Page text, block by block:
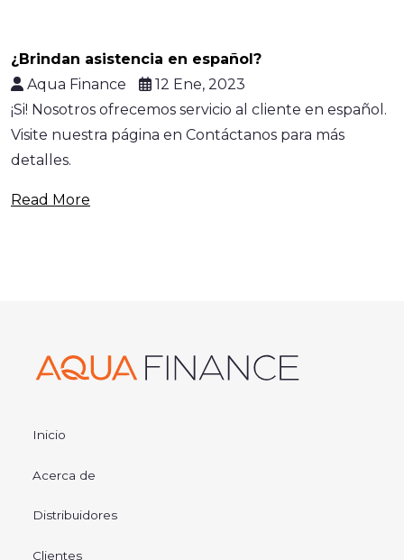
¿Brindan asistencia en español?
Aqua Finance
12 Ene, 2023
¡Si! Nosotros ofrecemos servicio al cliente en español.
Visite nuestra página en Contáctanos para más
detalles.
Read More
Inicio
Acerca de
Distribuidores
Clientes